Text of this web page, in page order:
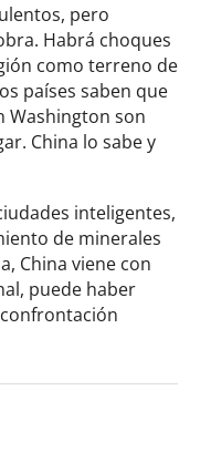
pero
Habrá choques
como terreno de
países saben que
Washington son
China lo sabe y
inteligentes,
de minerales
China viene con
puede haber